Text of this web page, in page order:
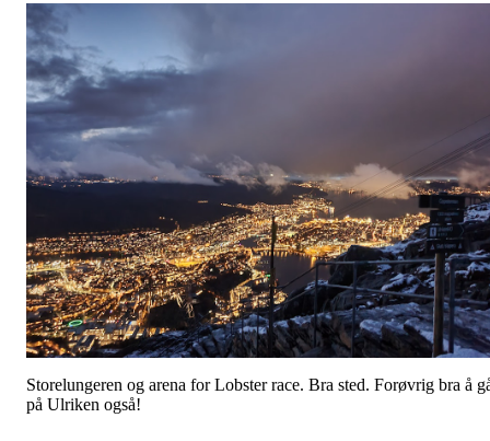
Storelungeren og arena for Lobster race. Bra sted. Forøvrig bra å
på Ulriken også!